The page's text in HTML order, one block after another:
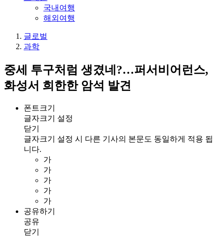
국내여행
해외여행
글로벌
과학
중세 투구처럼 생겼네?…퍼서비어런스,
화성서 희한한 암석 발견
폰트크기
글자크기 설정
닫기
글자크기 설정 시 다른 기사의 본문도 동일하게 적용 됩
니다.
가
가
가
가
가
공유하기
공유
닫기